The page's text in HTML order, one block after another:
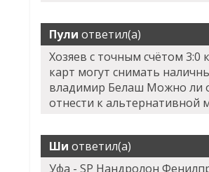
Пули ответил(а)
Хозяев с точным счётом 3:0
карт могут снимать
владимир Белаш Можно ли
отнести к альтернативной
Ши ответил(а)
Уфа - SP Нандролон